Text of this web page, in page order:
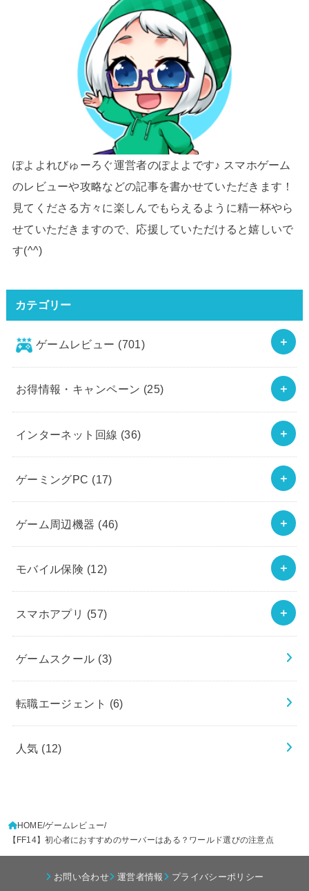
ぽよよれびゅーろぐ運営者のぽよよです♪ スマホゲーム
のレビューや攻略などの記事を書かせていただきます！
見てくださる方々に楽しんでもらえるように精一杯やら
せていただきますので、応援していただけると嬉しいで
す(^^)
カテゴリー
ゲームレビュー (701)
お得情報・キャンペーン (25)
インターネット回線 (36)
ゲーミングPC (17)
ゲーム周辺機器 (46)
モバイル保険 (12)
スマホアプリ (57)
ゲームスクール (3)
転職エージェント (6)
人気 (12)
HOME ゲームレビュー
【FF14】初心者におすすめのサーバーはある？ワールド選びの注意点
お問い合わせ 運営者情報 プライバシーポリシー